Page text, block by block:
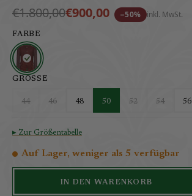
€1.800,00€900,00 −50% inkl. MwSt.
FARBE
GRÖSSE
44 46 48 50 52 54 56
▸ Zur Größentabelle
Auf Lager, weniger als 5 verfügbar
IN DEN WARENKORB